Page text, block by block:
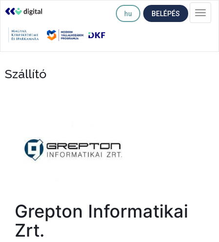
hu BELÉPÉS
Szállító
Grepton Informatikai
Zrt.